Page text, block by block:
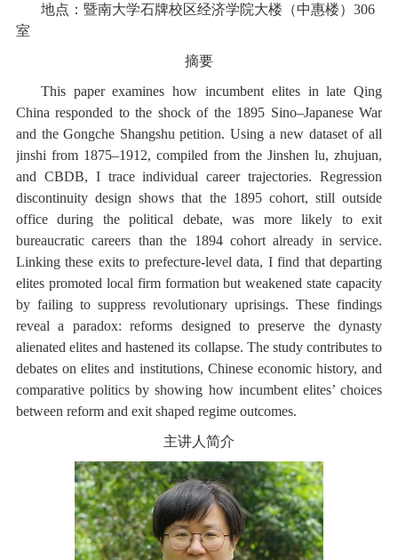
地点：暨南大学石牌校区经济学院大楼（中惠楼）306
室
摘要
This paper examines how incumbent elites in late Qing
China responded to the shock of the 1895 Sino–Japanese War
and the Gongche Shangshu petition. Using a new dataset of all
jinshi from 1875–1912, compiled from the Jinshen lu, zhujuan,
and CBDB, I trace individual career trajectories. Regression
discontinuity design shows that the 1895 cohort, still outside
office during the political debate, was more likely to exit
bureaucratic careers than the 1894 cohort already in service.
Linking these exits to prefecture-level data, I find that departing
elites promoted local firm formation but weakened state capacity
by failing to suppress revolutionary uprisings. These findings
reveal a paradox: reforms designed to preserve the dynasty
alienated elites and hastened its collapse. The study contributes to
debates on elites and institutions, Chinese economic history, and
comparative politics by showing how incumbent elites’ choices
between reform and exit shaped regime outcomes.
主讲人简介